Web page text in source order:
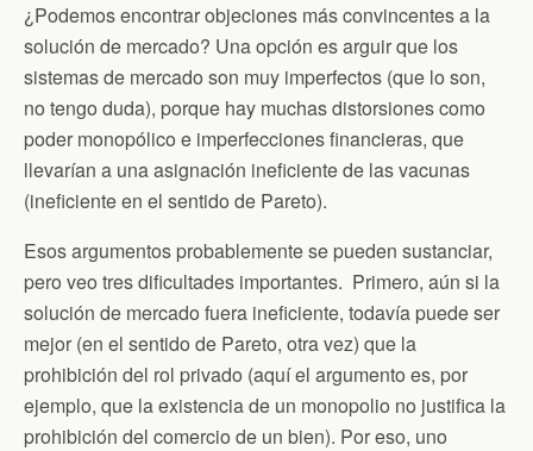
¿Podemos encontrar objeciones más convincentes a la
solución de mercado? Una opción es arguir que los
sistemas de mercado son muy imperfectos (que lo son,
no tengo duda), porque hay muchas distorsiones como
poder monopólico e imperfecciones financieras, que
llevarían a una asignación ineficiente de las vacunas
(ineficiente en el sentido de Pareto).
Esos argumentos probablemente se pueden sustanciar,
pero veo tres dificultades importantes. Primero, aún si la
solución de mercado fuera ineficiente, todavía puede ser
mejor (en el sentido de Pareto, otra vez) que la
prohibición del rol privado (aquí el argumento es, por
ejemplo, que la existencia de un monopolio no justifica la
prohibición del comercio de un bien). Por eso, uno